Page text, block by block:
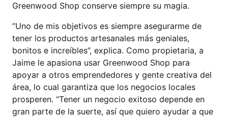
Greenwood Shop conserve siempre su magia.
“Uno de mis objetivos es siempre asegurarme de
tener los productos artesanales más geniales,
bonitos e increíbles”, explica. Como propietaria, a
Jaime le apasiona usar Greenwood Shop para
apoyar a otros emprendedores y gente creativa del
área, lo cual garantiza que los negocios locales
prosperen. “Tener un negocio exitoso depende en
gran parte de la suerte, así que quiero ayudar a que